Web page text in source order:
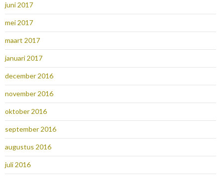
juni 2017
mei 2017
maart 2017
januari 2017
december 2016
november 2016
oktober 2016
september 2016
augustus 2016
juli 2016